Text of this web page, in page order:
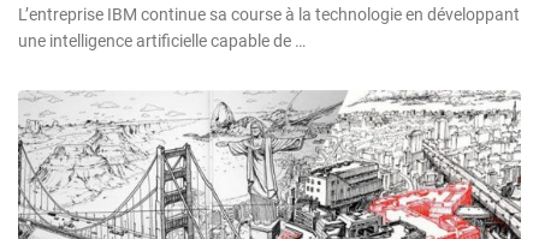
L’entreprise IBM continue sa course à la technologie en développant
une intelligence artificielle capable de …